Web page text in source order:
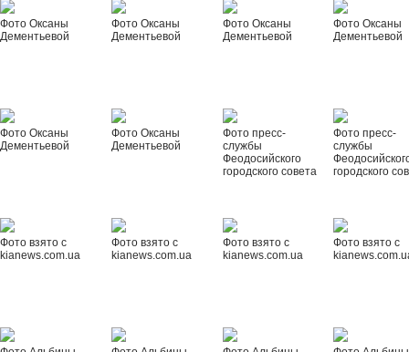
Фото Оксаны
Дементьевой
Фото Оксаны
Дементьевой
Фото Оксаны
Дементьевой
Фото Оксаны
Дементьевой
Фото Оксаны
Дементьевой
Фото Оксаны
Дементьевой
Фото пресс-
службы
Феодосийского
городского совета
Фото пресс-
службы
городского
Фото взято с
kianews.com.ua
Фото взято с
kianews.com.ua
Фото взято с
kianews.com.ua
Фото взято с